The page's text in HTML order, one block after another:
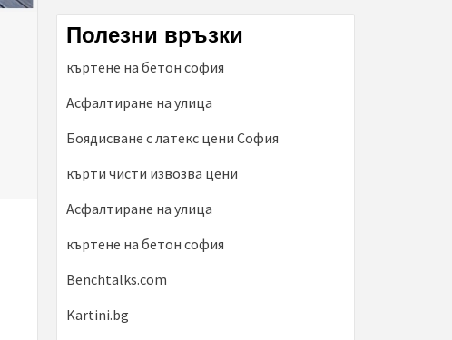
Полезни връзки
къртене на бетон софия
Асфалтиране на улица
Боядисване с латекс цени София
кърти чисти извозва цени
Асфалтиране на улица
къртене на бетон софия
Benchtalks.com
Kartini.bg